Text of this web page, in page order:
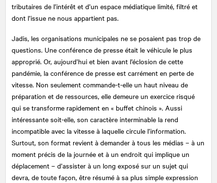
tributaires de l’intérêt et d’un espace médiatique limité, filtré et
dont l’issue ne nous appartient pas.
Jadis, les organisations municipales ne se posaient pas trop de
questions. Une conférence de presse était le véhicule le plus
approprié. Or, aujourd’hui et bien avant l’éclosion de cette
pandémie, la conférence de presse est carrément en perte de
vitesse. Non seulement commande-t-elle un haut niveau de
préparation et de ressources, elle demeure un exercice risqué
qui se transforme rapidement en « buffet chinois ». Aussi
intéressante soit-elle, son caractère interminable la rend
incompatible avec la vitesse à laquelle circule l’information.
Surtout, son format revient à demander à tous les médias – à un
moment précis de la journée et à un endroit qui implique un
déplacement – d’assister à un long exposé sur un sujet qui
devra, de toute façon, être résumé à sa plus simple expression